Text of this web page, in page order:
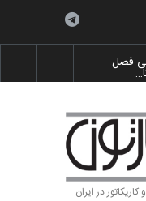
فصل
و
به یاد اردوغان باشول (۱۹۳۶–
در ایران